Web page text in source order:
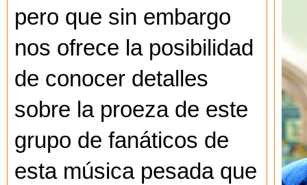
pero que sin embargo
nos ofrece la posibilidad
de conocer detalles
sobre la proeza de este
grupo de fanáticos de
esta música pesada que